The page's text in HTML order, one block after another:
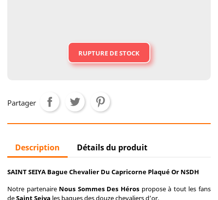
RUPTURE DE STOCK
Partager
Description Détails du produit
SAINT SEIYA Bague Chevalier Du Capricorne Plaqué Or NSDH
Notre partenaire Nous Sommes Des Héros propose à tout les fans
deSaint Seiya les bagues des douze chevaliers d’or.